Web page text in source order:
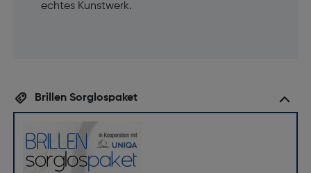
echtes Kunstwerk.
Brillen Sorglospaket